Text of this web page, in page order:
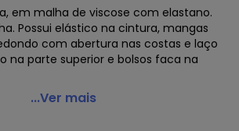
em malha de viscose com elastano.
Possui elástico na cintura, mangas
com abertura nas costas e laço
na parte superior e bolsos faca na
Bermuda Preto
...Ver mais